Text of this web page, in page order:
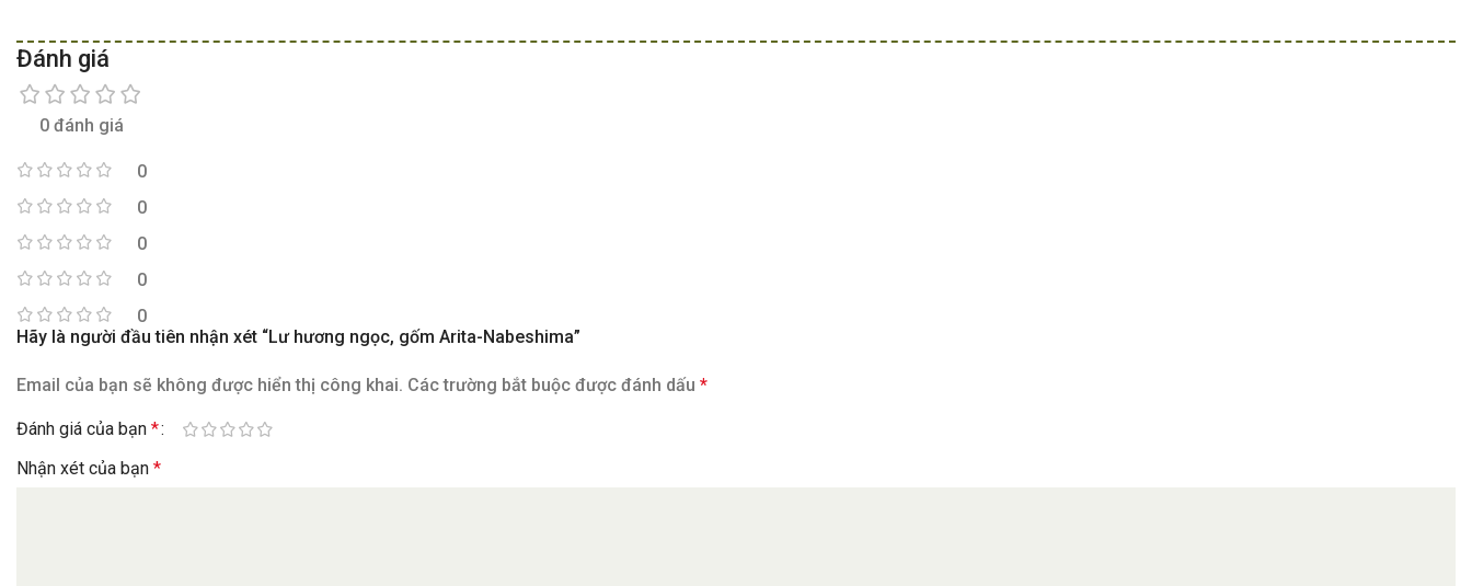
Đánh giá
0 đánh giá
0
0
0
0
0
Hãy là người đầu tiên nhận xét “Lư hương ngọc, gốm Arita-Nabeshima”
Email của bạn sẽ không được hiển thị công khai. Các trường bắt buộc được đánh dấu*
Đánh giá của bạn*
Nhận xét của bạn*